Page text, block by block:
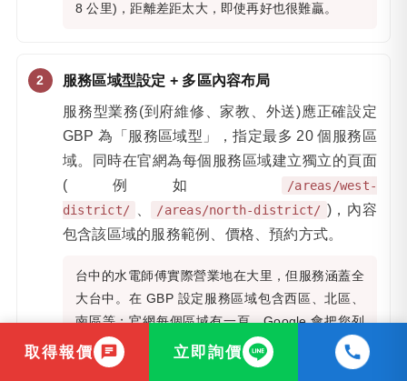
取得報價 立即詢價
8 公里)，距離差距太大，即使再好也很難贏。
服務區域型設定 + 多區內容布局
服務型業務(到府維修、家教、外送)應正確設定
GBP 為「服務區域型」，指定最多 20 個服務區
域。同時在官網為每個服務區域建立獨立的頁面
(例如
/areas/west-
district/
/areas/north-district/ )，內容
包含該區域的服務範例、價格、預約方式。
台中的水電師傅實際營業地在大里，但服務涵蓋全
大台中。在 GBP 設定服務區域包含西區、北區、
南區等；官網每個區域有一頁，Google 會把您列
入這些區域搜尋的候選。完整設定見
服務區域商家
SEO教學。